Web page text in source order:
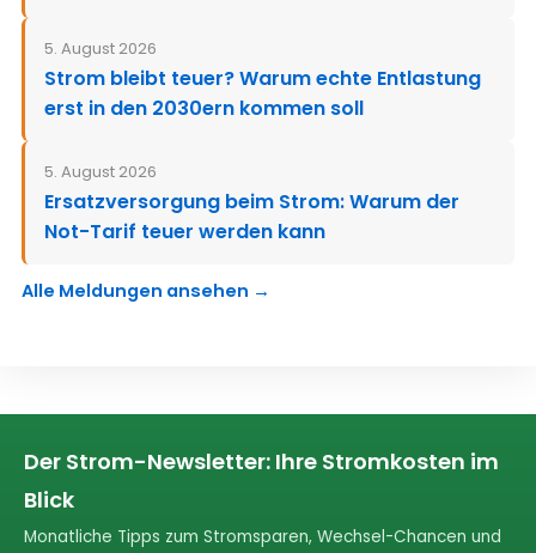
5. August 2026
Strom bleibt teuer? Warum echte Entlastung
erst in den 2030ern kommen soll
5. August 2026
Ersatzversorgung beim Strom: Warum der
Not-Tarif teuer werden kann
Alle Meldungen ansehen →
Der Strom-Newsletter: Ihre Stromkosten im
Blick
Monatliche Tipps zum Stromsparen, Wechsel-Chancen und